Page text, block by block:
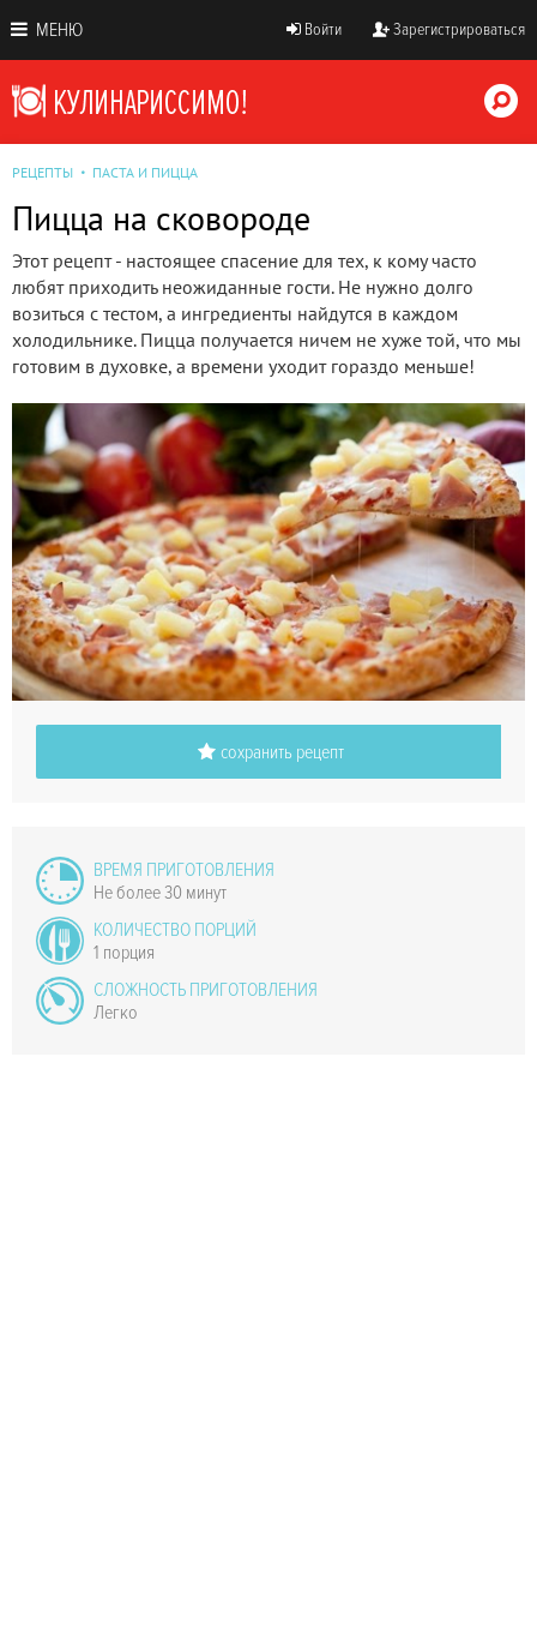
МЕНЮ Войти Зарегистрироваться
РЕЦЕПТЫ ПАСТА И ПИЦЦА
Пицца на сковороде
Этот рецепт - настоящее спасение для тех, к кому часто
любят приходить неожиданные гости. Не нужно долго
возиться с тестом, а ингредиенты найдутся в каждом
холодильнике. Пицца получается ничем не хуже той, что мы
готовим в духовке, а времени уходит гораздо меньше!
сохранить рецепт
ВРЕМЯ ПРИГОТОВЛЕНИЯ
Не более 30 минут
КОЛИЧЕСТВО ПОРЦИЙ
1 порция
СЛОЖНОСТЬ ПРИГОТОВЛЕНИЯ
Легко